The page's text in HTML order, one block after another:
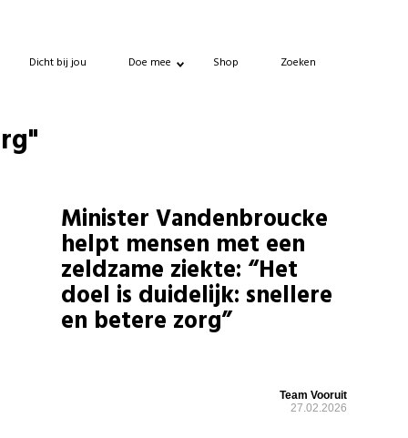
Dicht bij jou Doe mee Shop Zoeken
Minister Vandenbroucke
helpt mensen met een
zeldzame ziekte: “Het
doel is duidelijk: snellere
en betere zorg”
Team Vooruit
27.02.2026